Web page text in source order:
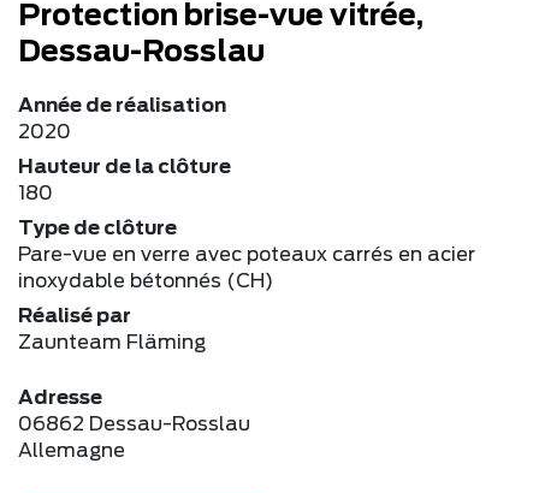
Protection brise-vue vitrée,
Dessau-Rosslau
Année de réalisation
2020
Hauteur de la clôture
180
Type de clôture
Pare-vue en verre avec poteaux carrés en acier
inoxydable bétonnés (CH)
Réalisé par
Zaunteam Fläming
Adresse
06862 Dessau-Rosslau
Allemagne